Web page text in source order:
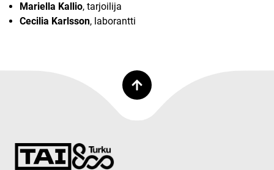
Mariella Kallio, tarjoilija
Cecilia Karlsson, laborantti